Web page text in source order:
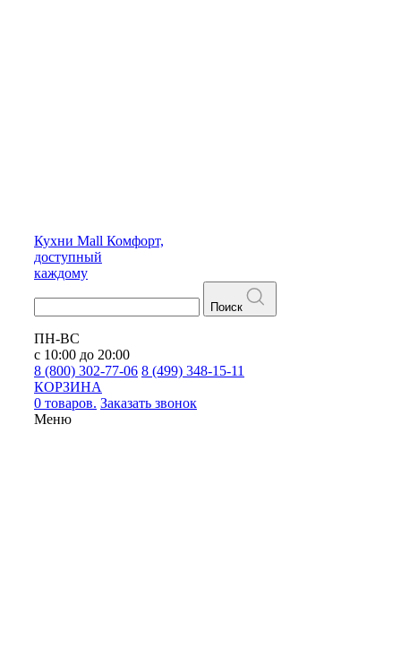
Кухни Mall Комфорт,
доступный
каждому
Поиск
ПН-ВС
с 10:00 до 20:00
8 (800) 302-77-06 8 (499) 348-15-11
КОРЗИНА
0 товаров. Заказать звонок
Меню